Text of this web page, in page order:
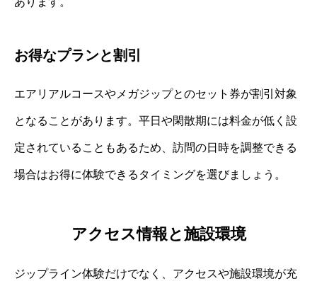
お得なプランと割引
エアリアルコースやメガジップとのセット券が割引対象
となることがあります。平日や閑散期には料金が低く設
定されていることもあるため、訪問の日時を調整できる
場合はお得に体験できるタイミングを選びましょう。
アクセス情報と施設環境
ジップライン体験だけでなく、アクセスや施設環境が充